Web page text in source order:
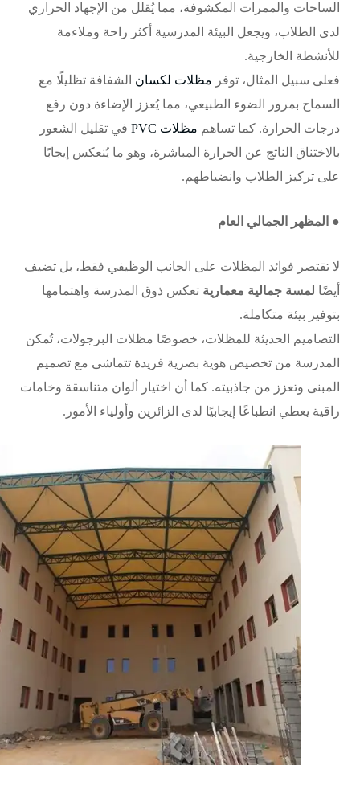
الساحات والممرات المكشوفة، مما يُقلل من الإجهاد الحراري
لدى الطلاب، ويجعل البيئة المدرسية أكثر راحة وملاءمة
للأنشطة الخارجية.
فعلى سبيل المثال، توفر مظلات لكسان الشفافة تظليلًا مع
السماح بمرور الضوء الطبيعي، مما يُعزز الإضاءة دون رفع
درجات الحرارة. كما تساهم مظلات PVC
في تقليل الشعور
بالاختناق الناتج عن الحرارة المباشرة، وهو ما يُنعكس إيجابًا
على تركيز الطلاب وانضباطهم.
● المظهر الجمالي العام
لا تقتصر فوائد المظلات على الجانب الوظيفي فقط، بل تضيف
أيضًا لمسة جمالية معمارية تعكس ذوق المدرسة واهتمامها
بتوفير بيئة متكاملة.
التصاميم الحديثة للمظلات، خصوصًا مظلات البرجولات، تُمكن
المدرسة من تخصيص هوية بصرية فريدة تتماشى مع تصميم
المبنى وتعزز من جاذبيته. كما أن اختيار ألوان متناسقة وخامات
راقية يعطي انطباعًا إيجابيًا لدى الزائرين وأولياء الأمور.